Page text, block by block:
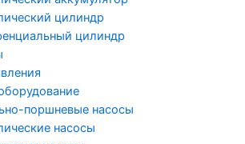
цилиндр
цилиндр
поршневые насосы
насосы